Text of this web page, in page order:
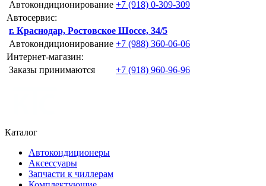
Автокондиционирование +7 (918) 0-309-309
Автосервис:
г. Краснодар, Ростовское Шоссе, 34/5
Автокондиционирование +7 (988) 360-06-06
Интернет-магазин:
Заказы принимаются
+7 (918) 960-96-96
Каталог
Автокондиционеры
Аксессуары
Запчасти к чиллерам